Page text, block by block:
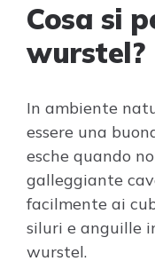
Cosa si
wurstel?
In ambiente
essere una
esche quando
galleggiante
facilmente ai
siluri e anguille
wurstel.